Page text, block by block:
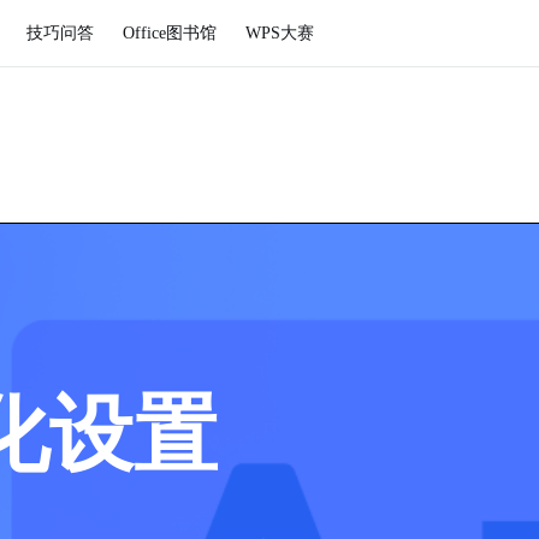
技巧问答 Office图书馆 WPS大赛
设置